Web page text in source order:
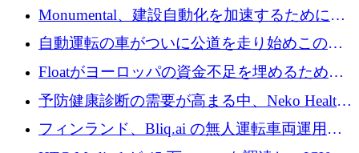
ー交換ネットワークを構築している
Monumental、建設自動化を加速するためにシ
リーズ B で 3,200 万ドルを確保
自動運転の車がついに公道を走り始めこの国
が世界をリードしようとしている
Floatがヨーロッパの資金不足を埋めるために
シリーズAで450万ユーロを調達
予防健康診断の需要が高まる中、Neko Health
が 7 億ドルを調達
フィンランド、Bliq.ai の無人運転車両運用を
認可